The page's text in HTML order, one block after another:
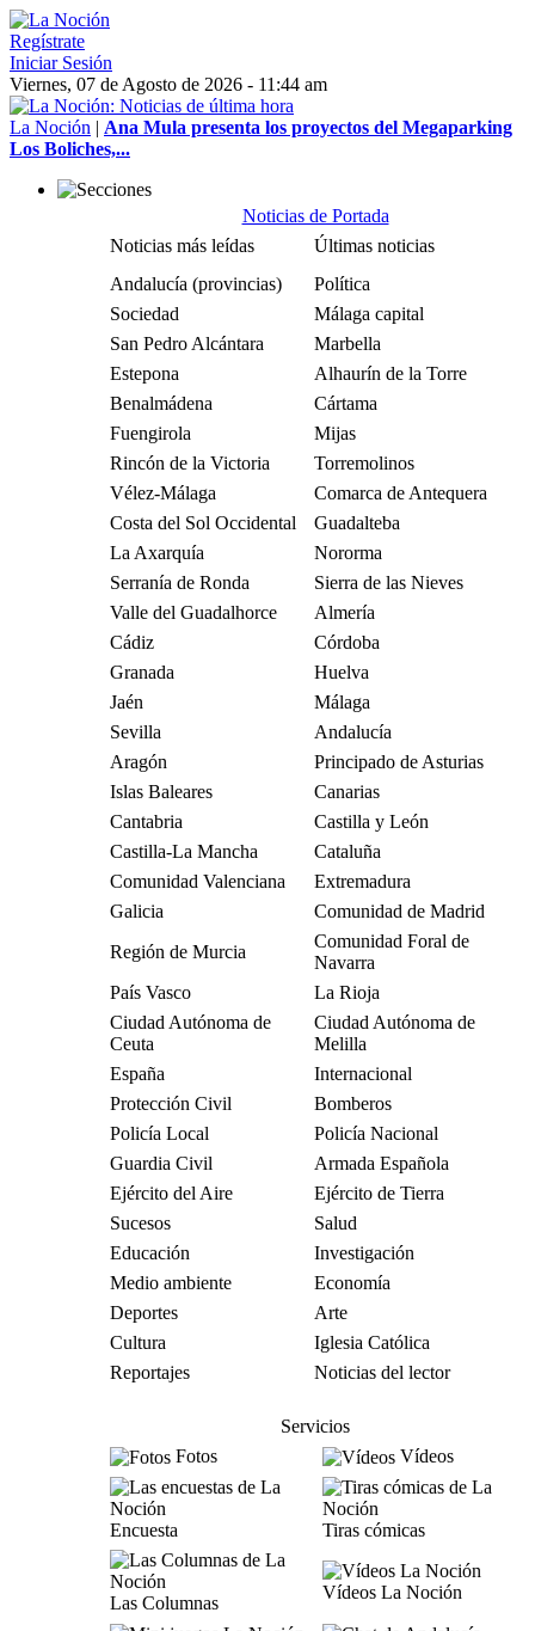
Regístrate
Iniciar Sesión
Viernes, 07 de Agosto de 2026 - 11:44 am
La Noción | Ana Mula presenta los proyectos del Megaparking
Los Boliches,...
Noticias de Portada
Noticias más leídas
Últimas noticias
Andalucía (provincias)
Política
Sociedad
Málaga capital
San Pedro Alcántara
Marbella
Estepona
Alhaurín de la Torre
Benalmádena
Cártama
Fuengirola
Mijas
Rincón de la Victoria
Torremolinos
Vélez-Málaga
Comarca de Antequera
Costa del Sol Occidental
Guadalteba
La Axarquía
Nororma
Serranía de Ronda
Sierra de las Nieves
Valle del Guadalhorce
Almería
Cádiz
Córdoba
Granada
Huelva
Jaén
Málaga
Sevilla
Andalucía
Aragón
Principado de Asturias
Islas Baleares
Canarias
Cantabria
Castilla y León
Castilla-La Mancha
Cataluña
Comunidad Valenciana
Extremadura
Galicia
Comunidad de Madrid
Región de Murcia
Comunidad Foral de
Navarra
País Vasco
La Rioja
Ciudad Autónoma de
Ceuta
Ciudad Autónoma de
Melilla
España
Internacional
Protección Civil
Bomberos
Policía Local
Policía Nacional
Guardia Civil
Armada Española
Ejército del Aire
Ejército de Tierra
Sucesos
Salud
Educación
Investigación
Medio ambiente
Economía
Deportes
Arte
Cultura
Iglesia Católica
Reportajes
Noticias del lector
Servicios
Fotos
Vídeos
Encuesta Tiras cómicas
Las Columnas
Vídeos La Noción